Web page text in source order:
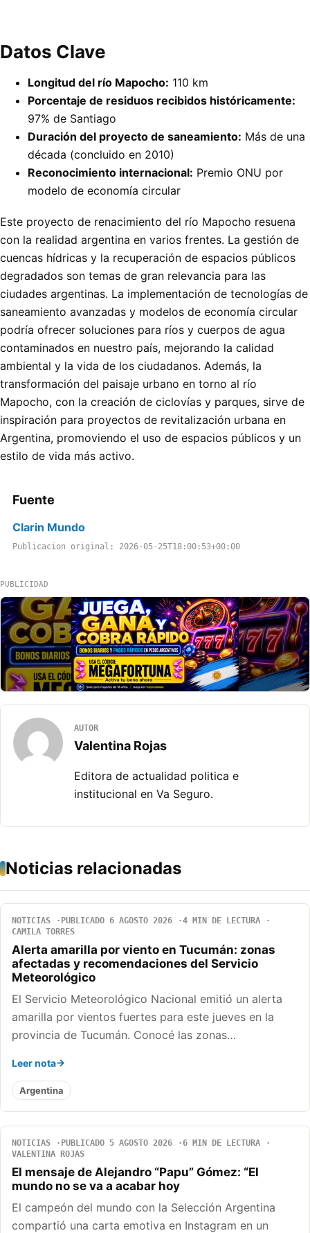
Datos Clave
Longitud del río Mapocho: 110 km
Porcentaje de residuos recibidos históricamente:
97% de Santiago
Duración del proyecto de saneamiento: Más de una
década (concluido en 2010)
Reconocimiento internacional: Premio ONU por
modelo de economía circular
Este proyecto de renacimiento del río Mapocho resuena
con la realidad argentina en varios frentes. La gestión de
cuencas hídricas y la recuperación de espacios públicos
degradados son temas de gran relevancia para las
ciudades argentinas. La implementación de tecnologías de
saneamiento avanzadas y modelos de economía circular
podría ofrecer soluciones para ríos y cuerpos de agua
contaminados en nuestro país, mejorando la calidad
ambiental y la vida de los ciudadanos. Además, la
transformación del paisaje urbano en torno al río
Mapocho, con la creación de ciclovías y parques, sirve de
inspiración para proyectos de revitalización urbana en
Argentina, promoviendo el uso de espacios públicos y un
estilo de vida más activo.
Fuente
Clarin Mundo
Publicacion original: 2026-05-25T18:00:53+00:00
PUBLICIDAD
AUTOR
Valentina Rojas
Editora de actualidad politica e
institucional en Va Seguro.
Noticias relacionadas
NOTICIAS PUBLICADO 6 AGOSTO 2026
4 MIN DE LECTURA
CAMILA TORRES
Alerta amarilla por viento en Tucumán: zonas
afectadas y recomendaciones del Servicio
Meteorológico
El Servicio Meteorológico Nacional emitió un alerta
amarilla por vientos fuertes para este jueves en la
provincia de Tucumán. Conocé las zonas…
Leer nota
Argentina
NOTICIAS PUBLICADO 5 AGOSTO 2026
6 MIN DE LECTURA
VALENTINA ROJAS
El mensaje de Alejandro “Papu” Gómez: “El
mundo no se va a acabar hoy
El campeón del mundo con la Selección Argentina
compartió una carta emotiva en Instagram en un